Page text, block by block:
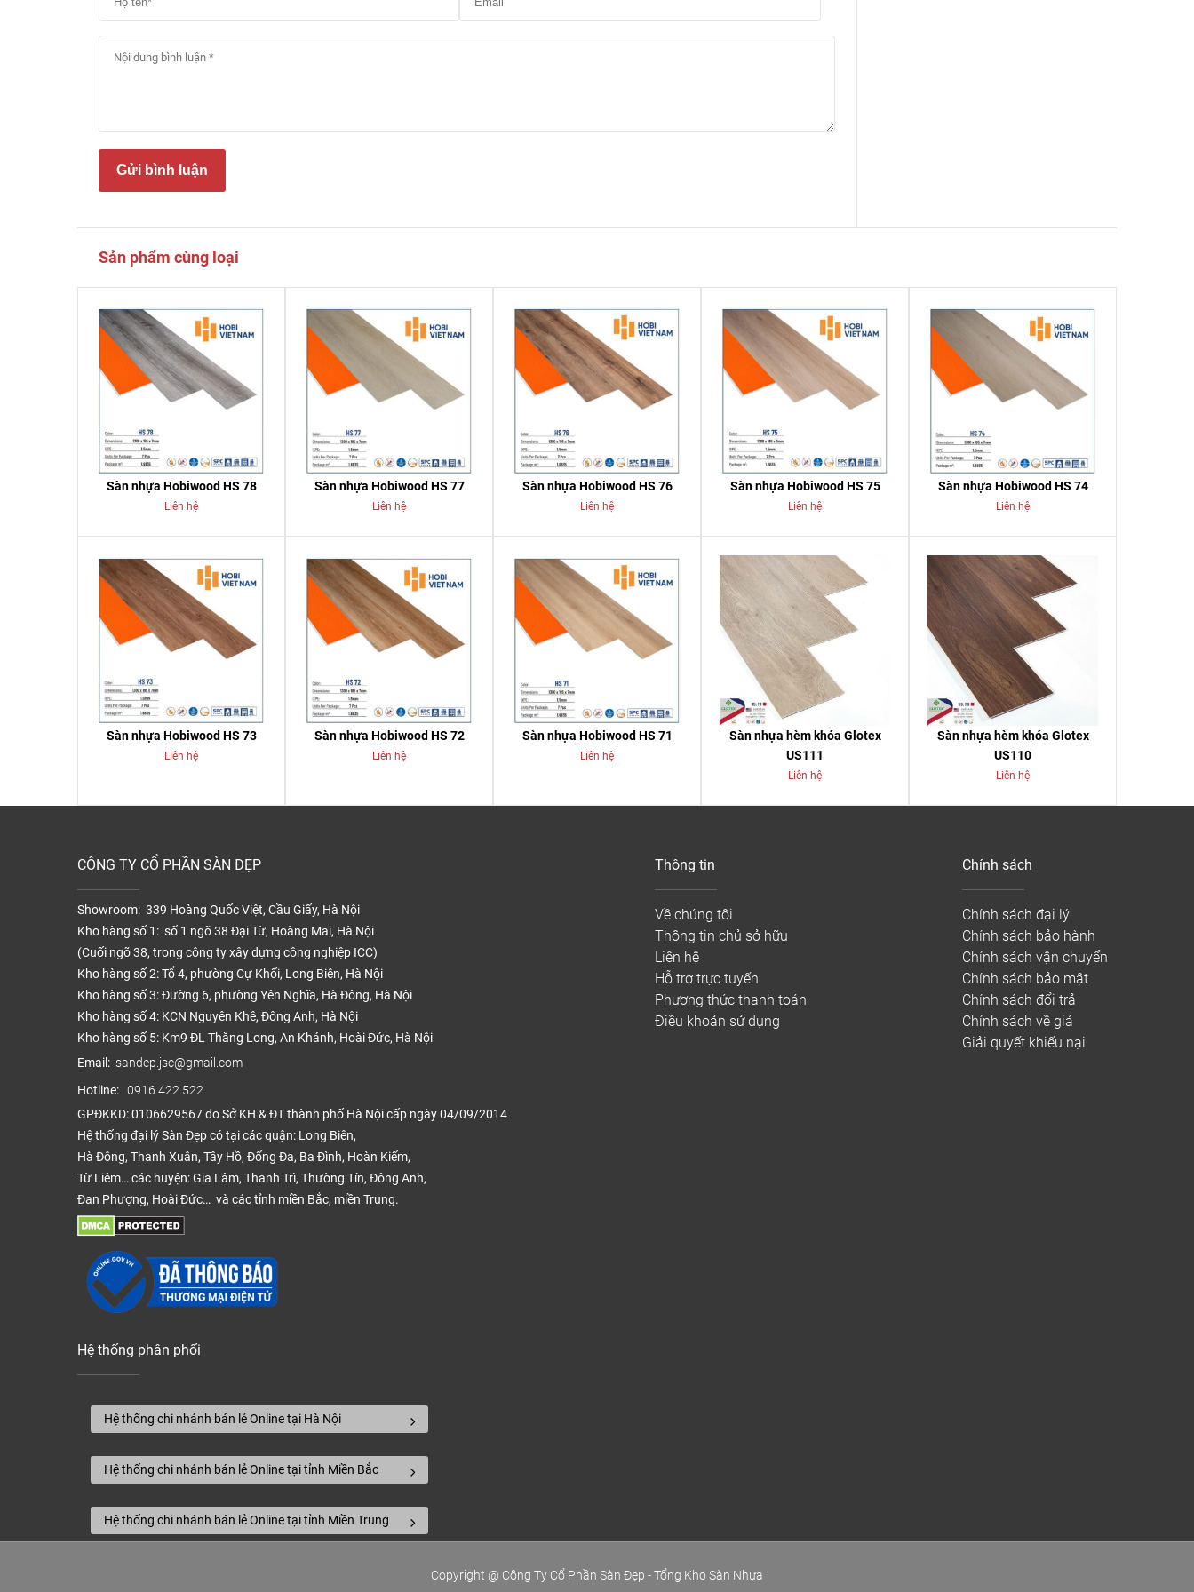
Gửi bình luận
Sản phẩm cùng loại
Sàn nhựa Hobiwood HS 78
Liên hệ
Sàn nhựa Hobiwood HS 77
Liên hệ
Sàn nhựa Hobiwood HS 76
Liên hệ
Sàn nhựa Hobiwood HS 75
Liên hệ
Sàn nhựa Hobiwood HS 74
Liên hệ
Sàn nhựa Hobiwood HS 73
Liên hệ
Sàn nhựa Hobiwood HS 72
Liên hệ
Sàn nhựa Hobiwood HS 71
Liên hệ
Sàn nhựa hèm khóa Glotex
US111
Liên hệ
Sàn nhựa hèm khóa Glotex
US110
Liên hệ
CÔNG TY CỔ PHẦN SÀN ĐẸP
Showroom: 339 Hoàng Quốc Việt, Cầu Giấy, Hà Nội
Kho hàng số 1: số 1 ngõ 38 Đại Từ, Hoàng Mai, Hà Nội
(Cuối ngõ 38, trong công ty xây dựng công nghiệp ICC)
Kho hàng số 2: Tổ 4, phường Cự Khối, Long Biên, Hà Nội
Kho hàng số 3: Đường 6, phường Yên Nghĩa, Hà Đông, Hà Nội
Kho hàng số 4: KCN Nguyên Khê, Đông Anh, Hà Nội
Kho hàng số 5: Km9 ĐL Thăng Long, An Khánh, Hoài Đức, Hà Nội
Email: sandep.jsc@gmail.com
Hotline: 0916.422.522
GPĐKKD: 0106629567 do Sở KH & ĐT thành phố Hà Nội cấp ngày 04/09/2014
Hệ thống đại lý Sàn Đẹp có tại các quận: Long Biên,
Hà Đông, Thanh Xuân, Tây Hồ, Đống Đa, Ba Đình, Hoàn Kiếm,
Từ Liêm… các huyện: Gia Lâm, Thanh Trì, Thường Tín, Đông Anh,
Đan Phượng, Hoài Đức… và các tỉnh miền Bắc, miền Trung.
Thông tin
Về chúng tôi
Thông tin chủ sở hữu
Liên hệ
Hỗ trợ trực tuyến
Phương thức thanh toán
Điều khoản sử dụng
Chính sách
Chính sách đại lý
Chính sách bảo hành
Chính sách vận chuyển
Chính sách bảo mật
Chính sách đổi trả
Chính sách về giá
Giải quyết khiếu nại
Hệ thống phân phối
Hệ thống chi nhánh bán lẻ Online tại Hà Nội
Hệ thống chi nhánh bán lẻ Online tại tỉnh Miền Bắc
Hệ thống chi nhánh bán lẻ Online tại tỉnh Miền Trung
Copyright @ Công Ty Cổ Phần Sàn Đẹp - Tổng Kho Sàn Nhựa